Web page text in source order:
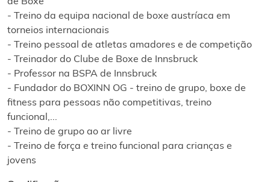
- Treino da equipa nacional de boxe austríaca em
torneios internacionais
- Treino pessoal de atletas amadores e de competição
- Treinador do Clube de Boxe de Innsbruck
- Professor na BSPA de Innsbruck
- Fundador do BOXINN OG - treino de grupo, boxe de
fitness para pessoas não competitivas, treino
funcional,...
- Treino de grupo ao ar livre
- Treino de força e treino funcional para crianças e
jovens